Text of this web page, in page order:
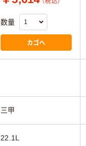
数量
カゴへ
三甲
22.1L